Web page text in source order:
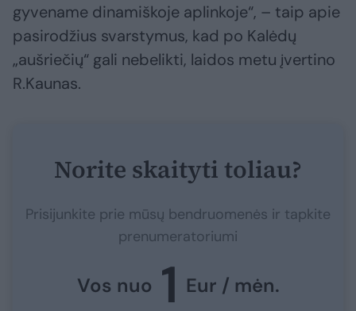
gyvename dinamiškoje aplinkoje“, – taip apie
pasirodžius svarstymus, kad po Kalėdų
„aušriečių“ gali nebelikti, laidos metu įvertino
R.Kaunas.
Norite skaityti toliau?
Prisijunkite prie mūsų bendruomenės ir tapkite
prenumeratoriumi
Vos nuo 1 Eur / mėn.